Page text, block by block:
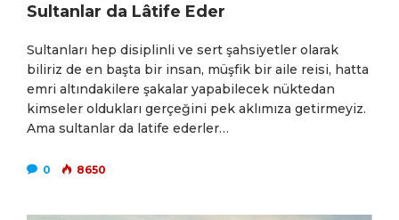
Sultanlar da Lâtife Eder
Sultanları hep disiplinli ve sert şahsiyetler olarak
biliriz de en başta bir insan, müşfik bir aile reisi, hatta
emri altındakilere şakalar yapabilecek nüktedan
kimseler oldukları gerçeğini pek aklımıza getirmeyiz.
Ama sultanlar da latife ederler…
0 8650